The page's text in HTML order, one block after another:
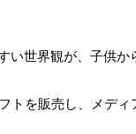
い世界観が、子供か
トを販売し、メディ